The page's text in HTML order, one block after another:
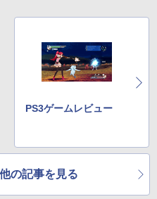
PS3ゲームレビュー
の記事を見る